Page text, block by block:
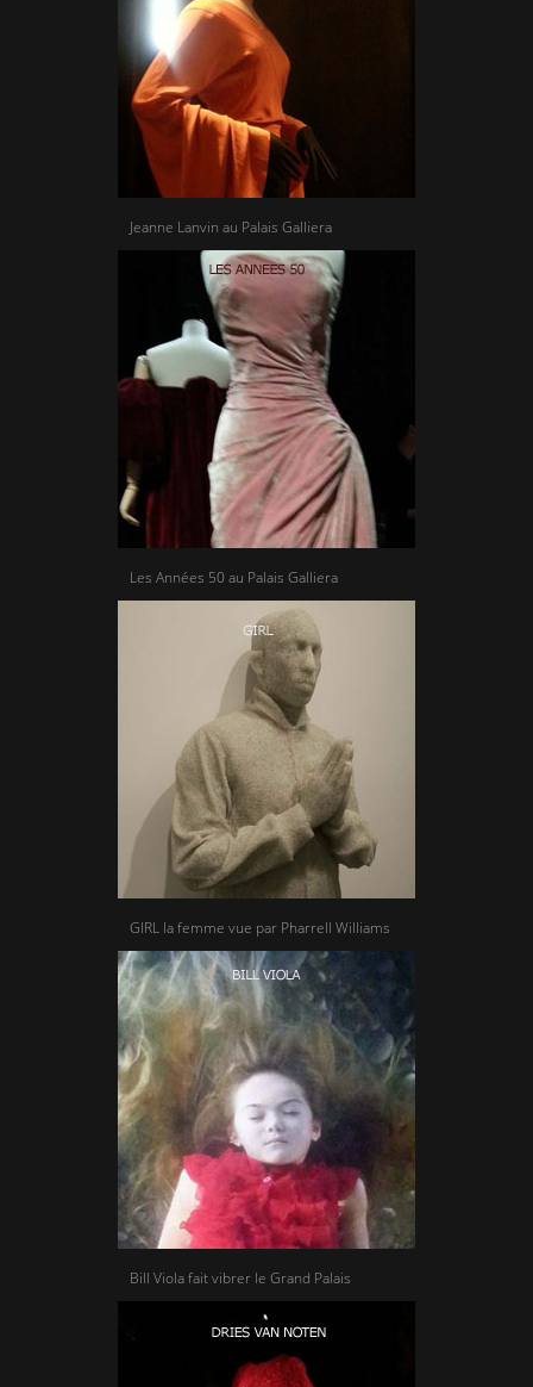
Jeanne Lanvin au Palais Galliera
Les Années 50 au Palais Galliera
GIRL la femme vue par Pharrell Williams
Bill Viola fait vibrer le Grand Palais